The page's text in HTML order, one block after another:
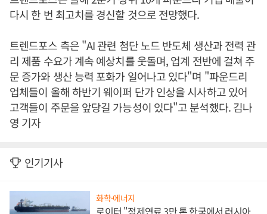
다시 한 번 최고치를 경신할 것으로 전망했다.
트렌드포스 측은 "AI 관련 첨단 노드 반도체 생산과 전력 관
리 제품 수요가 계속 예상치를 웃돌며, 업계 전반에 걸쳐 주
문 증가와 생산 능력 포화가 일어나고 있다"며 "파운드리
업체들이 올해 하반기 웨이퍼 단가 인상을 시사하고 있어
고객들이 주문을 앞당길 가능성이 있다"고 분석했다. 김나
영 기자
인기기사
화학·에너지
로이터 "정제연료 3만 톤 한국에서 러시아